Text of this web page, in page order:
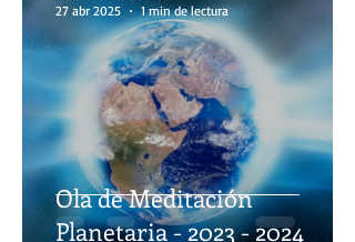
Ola de Meditación
Planetaria - 2023 - 2024
27 abr 2025
1 min de lectura